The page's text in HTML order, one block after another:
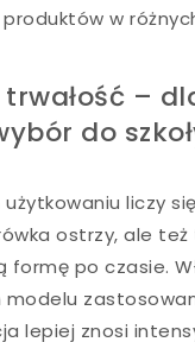
w
–
do
liczy
ostrzy, ale też
formę po czasie.
lepiej znosi